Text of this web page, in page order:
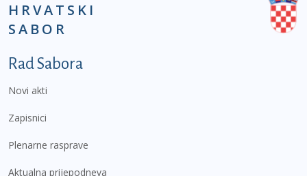
HRVATSKI
SABOR
Podnožje prvi izbornik
Rad Sabora
Novi akti
Zapisnici
Plenarne rasprave
Aktualna prijepodneva